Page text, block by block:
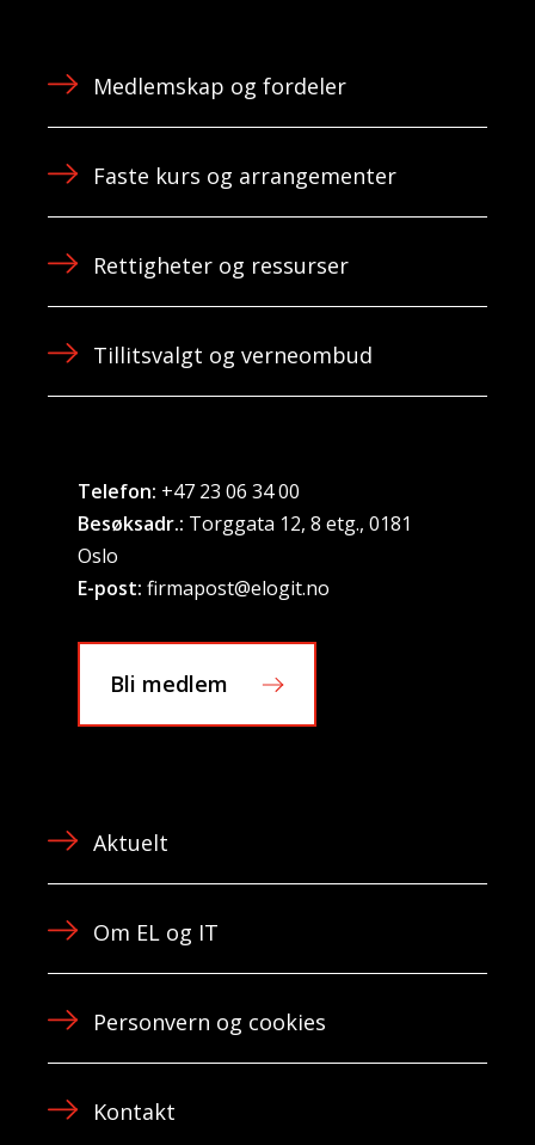
Medlemskap og fordeler
Faste kurs og arrangementer
Rettigheter og ressurser
Tillitsvalgt og verneombud
Telefon: +47 23 06 34 00
Besøksadr.: Torggata 12, 8 etg., 0181
Oslo
E-post: firmapost@elogit.no
Bli medlem
Aktuelt
Om EL og IT
Personvern og cookies
Kontakt